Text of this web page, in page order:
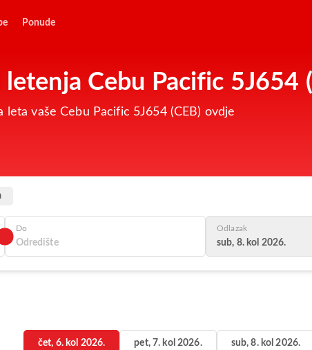
Ponude
Cebu Pacific 5J654
vaše Cebu Pacific 5J654 (CEB) ovdje
Do Odlazak
sub, 8. kol 2026.
čet, 6. kol 2026. pet, 7. kol 2026. sub, 8. kol 2026.